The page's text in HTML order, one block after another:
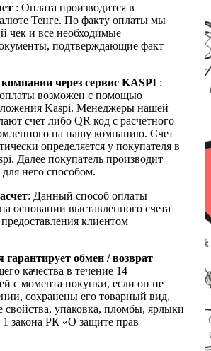
: Оплата производится в
Тенге. По факту оплаты мы
чек и все необходимые
подтверждающие факт
через сервис KASPI :
возможен с помощью
Kaspi. Менеджеры нашей
счет либо QR код с расчетного
на нашу компанию. Счет
определяется у покупателя в
Далее покупатель производит
него способом.
: Данный способ оплаты
основании выставленного счета
клиентом
обмен / возврат
качества в течение 14
с момента покупки, если он не
сохранены его товарный вид,
свойства, упаковка, пломбы, ярлыки
1 закона РК «О защите прав